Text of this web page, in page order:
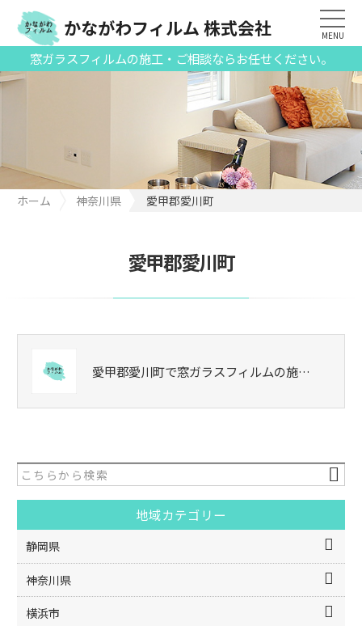
窓ガラスフィルムの施工・ご相談ならお任せください。
かながわフィルム 株式会社 MENU
ホーム 神奈川県 愛甲郡愛川町
愛甲郡愛川町
愛甲郡愛川町で窓ガラスフィルムの施…
地域カテゴリー
静岡県
神奈川県
横浜市